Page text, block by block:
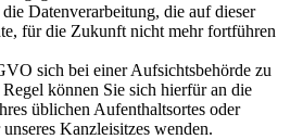
Datenverarbeitung, die auf dieser
für die Zukunft nicht mehr fortführen
sich bei einer Aufsichtsbehörde zu
können Sie sich hierfür an die
üblichen Aufenthaltsortes oder
Kanzleisitzes wenden.